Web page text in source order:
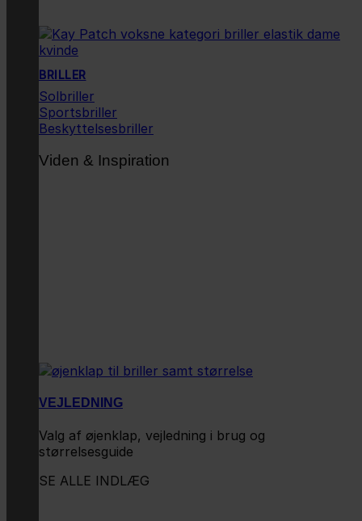
BRILLER
Solbriller
Sportsbriller
Beskyttelsesbriller
Viden & Inspiration
VEJLEDNING
Valg af øjenklap, vejledning i brug og
størrelsesguide
SE ALLE INDLÆG